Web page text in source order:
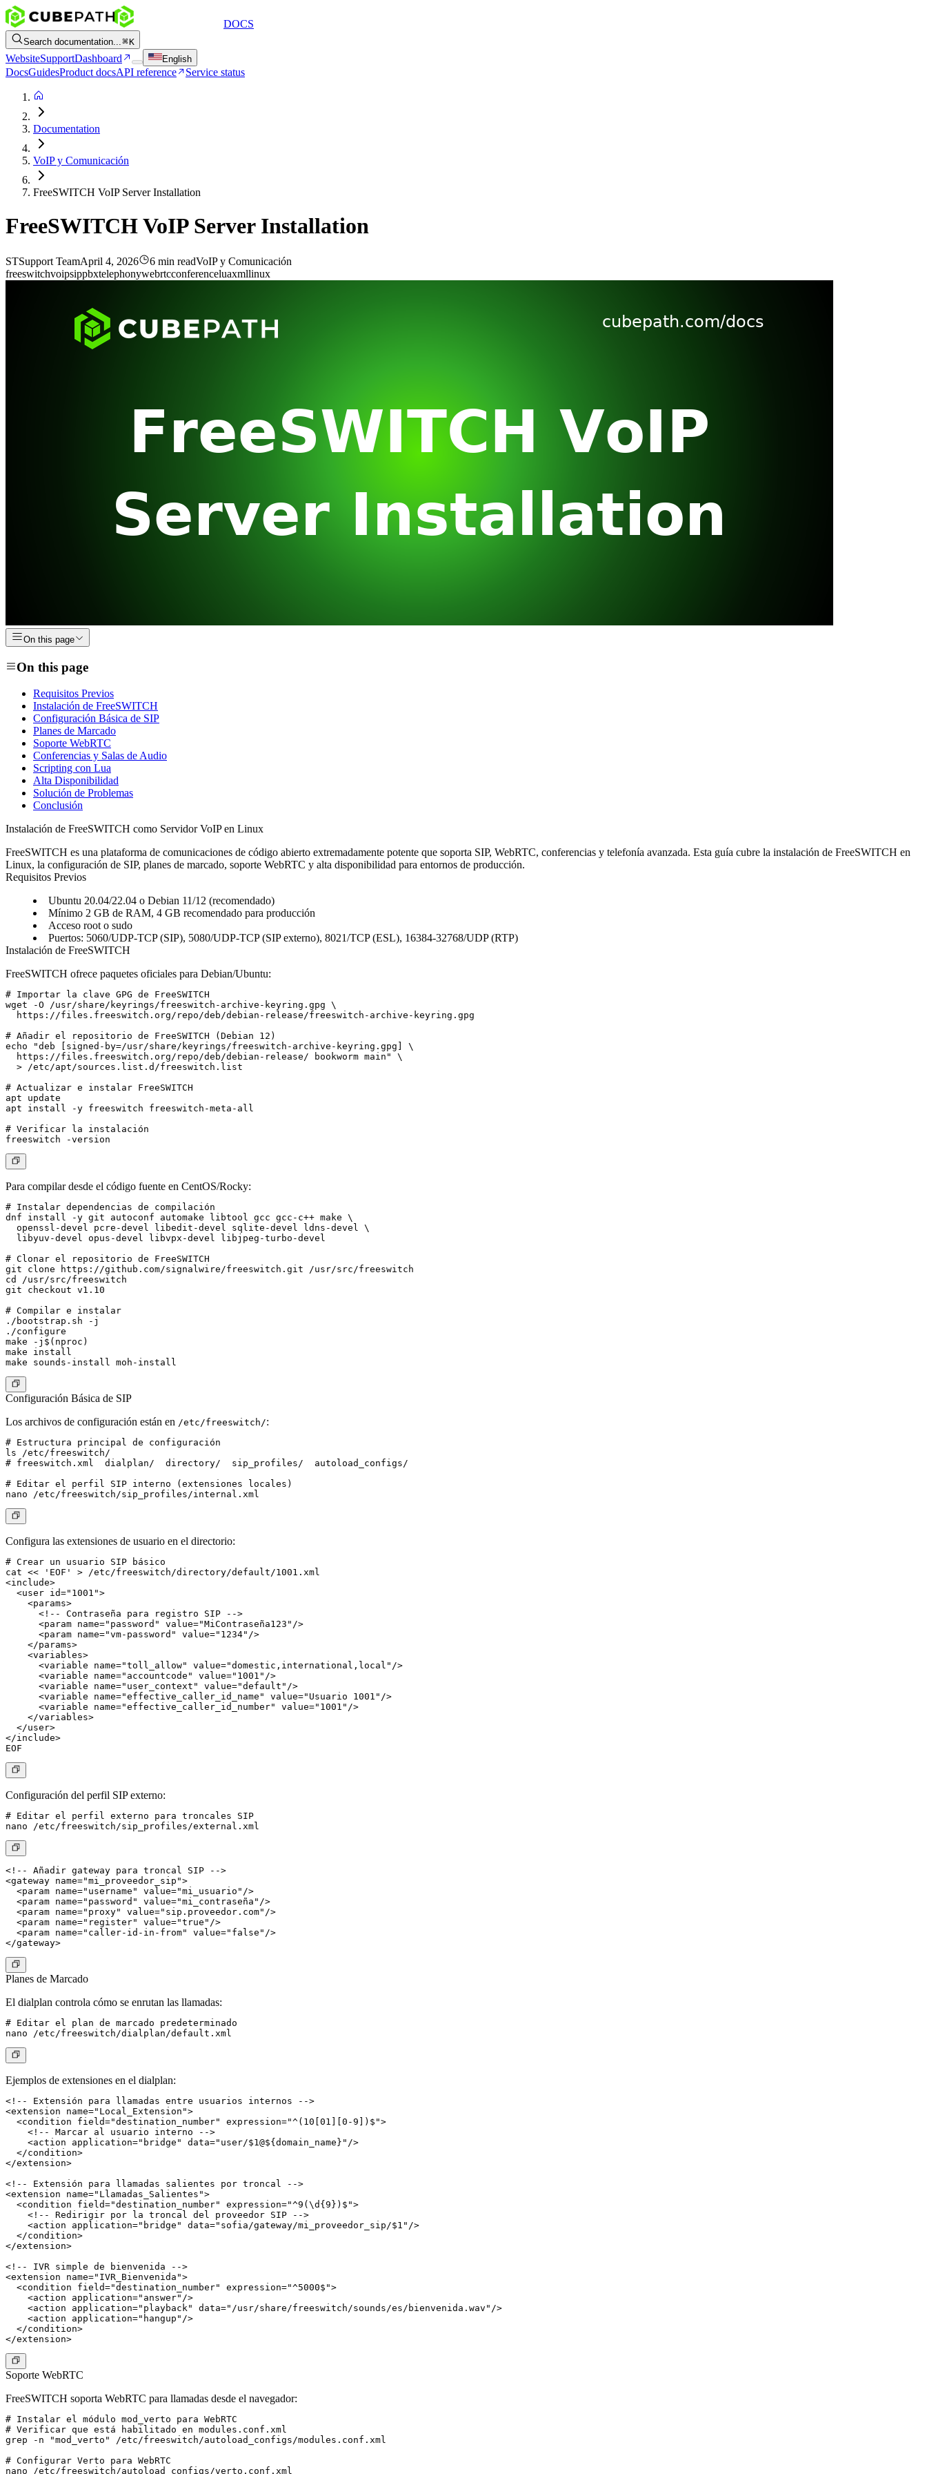
DOCS
Search documentation... K
WebsiteSupportDashboard English
DocsGuidesProduct docsAPI reference Service status
Documentation
VoIP y Comunicación
FreeSWITCH VoIP Server Installation
FreeSWITCH VoIP Server Installation
STSupport TeamApril 4, 2026 6 min readVoIP y Comunicación
freeswitchvoipsippbxtelephonywebrtcconferenceluaxmllinux
On this page
On this page
Requisitos Previos
Instalación de FreeSWITCH
Configuración Básica de SIP
Planes de Marcado
Soporte WebRTC
Conferencias y Salas de Audio
Scripting con Lua
Alta Disponibilidad
Solución de Problemas
Conclusión
Instalación de FreeSWITCH como Servidor VoIP en Linux
FreeSWITCH es una plataforma de comunicaciones de código abierto extremadamente potente que soporta SIP, WebRTC, conferencias y telefonía avanzada. Esta guía cubre la instalación de FreeSWITCH en
Linux, la configuración de SIP, planes de marcado, soporte WebRTC y alta disponibilidad para entornos de producción.
Requisitos Previos
Ubuntu 20.04/22.04 o Debian 11/12 (recomendado)
Mínimo 2 GB de RAM, 4 GB recomendado para producción
Acceso root o sudo
Puertos: 5060/UDP-TCP (SIP), 5080/UDP-TCP (SIP externo), 8021/TCP (ESL), 16384-32768/UDP (RTP)
Instalación de FreeSWITCH
FreeSWITCH ofrece paquetes oficiales para Debian/Ubuntu:
# Importar la clave GPG de FreeSWITCH
wget -O /usr/share/keyrings/freeswitch-archive-keyring.gpg \
  https://files.freeswitch.org/repo/deb/debian-release/freeswitch-archive-keyring.gpg
# Añadir el repositorio de FreeSWITCH (Debian 12)
echo "deb [signed-by=/usr/share/keyrings/freeswitch-archive-keyring.gpg] \
  https://files.freeswitch.org/repo/deb/debian-release/ bookworm main" \
  > /etc/apt/sources.list.d/freeswitch.list
# Actualizar e instalar FreeSWITCH
apt update
apt install -y freeswitch freeswitch-meta-all
# Verificar la instalación
Para compilar desde el código fuente en CentOS/Rocky:
# Instalar dependencias de compilación
dnf install -y git autoconf automake libtool gcc gcc-c++ make \
  openssl-devel pcre-devel libedit-devel sqlite-devel ldns-devel \
  libyuv-devel opus-devel libvpx-devel libjpeg-turbo-devel
# Clonar el repositorio de FreeSWITCH
git clone https://github.com/signalwire/freeswitch.git /usr/src/freeswitch
cd /usr/src/freeswitch
git checkout v1.10
# Compilar e instalar
./bootstrap.sh -j
./configure
make -j$(nproc)
make install
Configuración Básica de SIP
Los archivos de configuración están en /etc/freeswitch/:
# Estructura principal de configuración
ls /etc/freeswitch/
# freeswitch.xml  dialplan/  directory/  sip_profiles/  autoload_configs/
# Editar el perfil SIP interno (extensiones locales)
Configura las extensiones de usuario en el directorio:
# Crear un usuario SIP básico
cat << 'EOF' > /etc/freeswitch/directory/default/1001.xml
<include>
  <user id="1001">
    <params>
      <!-- Contraseña para registro SIP -->
      <param name="password" value="MiContraseña123"/>
      <param name="vm-password" value="1234"/>
    </params>
    <variables>
      <variable name="toll_allow" value="domestic,international,local"/>
      <variable name="accountcode" value="1001"/>
      <variable name="user_context" value="default"/>
      <variable name="effective_caller_id_name" value="Usuario 1001"/>
      <variable name="effective_caller_id_number" value="1001"/>
    </variables>
  </user>
</include>
Configuración del perfil SIP externo:
# Editar el perfil externo para troncales SIP
<!-- Añadir gateway para troncal SIP -->
<gateway name="mi_proveedor_sip">
  <param name="username" value="mi_usuario"/>
  <param name="password" value="mi_contraseña"/>
  <param name="proxy" value="sip.proveedor.com"/>
  <param name="register" value="true"/>
  <param name="caller-id-in-from" value="false"/>
Planes de Marcado
El dialplan controla cómo se enrutan las llamadas:
# Editar el plan de marcado predeterminado
Ejemplos de extensiones en el dialplan:
<!-- Extensión para llamadas entre usuarios internos -->
<extension name="Local_Extension">
  <condition field="destination_number" expression="^(10[01][0-9])$">
    <!-- Marcar al usuario interno -->
    <action application="bridge" data="user/$1@${domain_name}"/>
  </condition>
</extension>
<!-- Extensión para llamadas salientes por troncal -->
<extension name="Llamadas_Salientes">
  <condition field="destination_number" expression="^9(\d{9})$">
    <!-- Redirigir por la troncal del proveedor SIP -->
    <action application="bridge" data="sofia/gateway/mi_proveedor_sip/$1"/>
  </condition>
</extension>
<!-- IVR simple de bienvenida -->
<extension name="IVR_Bienvenida">
  <condition field="destination_number" expression="^5000$">
    <action application="answer"/>
    <action application="playback" data="/usr/share/freeswitch/sounds/es/bienvenida.wav"/>
    <action application="hangup"/>
  </condition>
Soporte WebRTC
FreeSWITCH soporta WebRTC para llamadas desde el navegador:
# Instalar el módulo mod_verto para WebRTC
# Verificar que está habilitado en modules.conf.xml
grep -n "mod_verto" /etc/freeswitch/autoload_configs/modules.conf.xml
# Configurar Verto para WebRTC